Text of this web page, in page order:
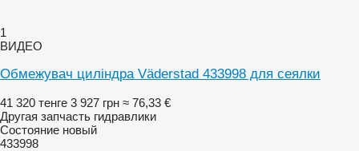
1
ВИДЕО
Обмежувач циліндра Väderstad 433998 для сеялки
41 320 тенге 3 927 грн ≈ 76,33 €
Другая запчасть гидравлики
Состояние новый
433998